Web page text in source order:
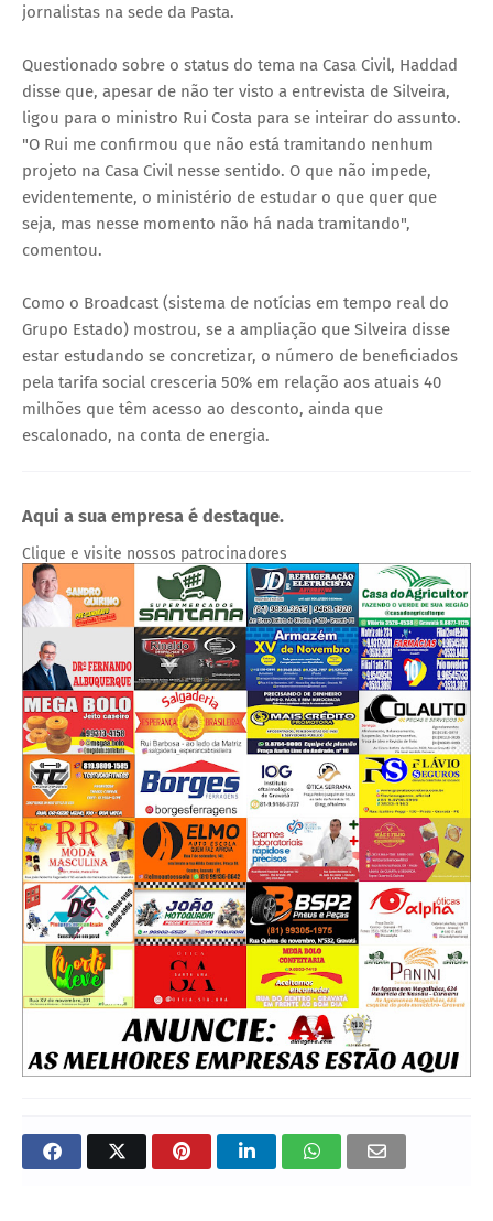
jornalistas na sede da Pasta.
Questionado sobre o status do tema na Casa Civil, Haddad
disse que, apesar de não ter visto a entrevista de Silveira,
ligou para o ministro Rui Costa para se inteirar do assunto.
"O Rui me confirmou que não está tramitando nenhum
projeto na Casa Civil nesse sentido. O que não impede,
evidentemente, o ministério de estudar o que quer que
seja, mas nesse momento não há nada tramitando",
comentou.
Como o Broadcast (sistema de notícias em tempo real do
Grupo Estado) mostrou, se a ampliação que Silveira disse
estar estudando se concretizar, o número de beneficiados
pela tarifa social cresceria 50% em relação aos atuais 40
milhões que têm acesso ao desconto, ainda que
escalonado, na conta de energia.
Aqui a sua empresa é destaque.
Clique e visite nossos patrocinadores